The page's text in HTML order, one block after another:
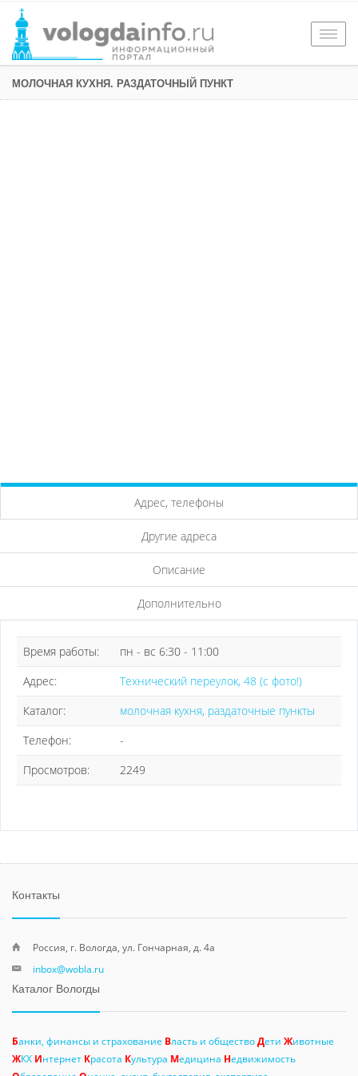
МОЛОЧНАЯ КУХНЯ. РАЗДАТОЧНЫЙ ПУНКТ
Адрес, телефоны
Другие адреса
Описание
Дополнительно
Время работы:
пн - вс 6:30 - 11:00
Адрес:
Технический переулок, 48 (с фото!)
Каталог:
молочная кухня, раздаточные пункты
Телефон:
-
Просмотров:
2249
Контакты
Россия, г. Вологда, ул. Гончарная, д. 4а
inbox@wobla.ru
Каталог Вологды
Банки, финансы и страхование Власть и обществоДети Животные
ЖКХ Интернет Красота Культура Медицина Недвижимость